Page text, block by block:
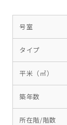
号室
タイプ
平米（㎡）
築年数
所在階/階数